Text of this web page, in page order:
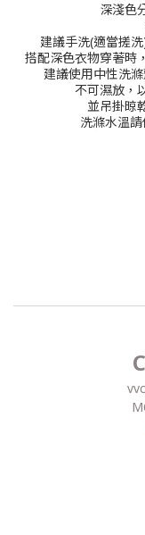
深淺色
建議手洗(適當搓
搭配深色衣物穿著時
建議使用中性洗滌
不可濕放，
並吊掛晾
洗滌水溫